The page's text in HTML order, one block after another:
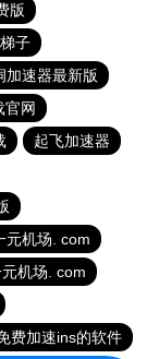
版
子
加速器最新版
官网
起飞加速器
元机场. com
机场. com
费加速ins的软件